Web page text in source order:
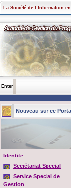
La Société de l’Information
Enter
Nouveau sur ce
Identite
Secrétariat Special
Service Special de
Gestion